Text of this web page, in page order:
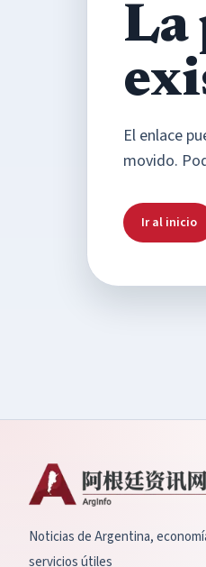
La
El enlace
movido.
Ir al inicio
Noticias de Argentina,
servicios útiles